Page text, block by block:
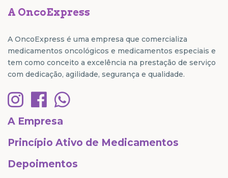
A OncoExpress
A OncoExpress é uma empresa que comercializa
medicamentos oncológicos e medicamentos especiais e
tem como conceito a excelência na prestação de serviço
com dedicação, agilidade, segurança e qualidade.
A Empresa
Princípio Ativo de Medicamentos
Depoimentos